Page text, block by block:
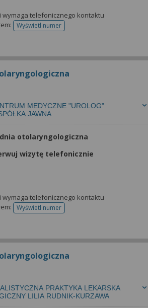
wymaga telefonicznego kontaktu
Wyświetl numertelefonu do rejestracji
MEDYCZNE "UROLOG"
JAWNA
otolaryngologiczna
wizytę telefonicznie
wymaga telefonicznego kontaktu
Wyświetl numertelefonu do rejestracji
PRAKTYKA LEKARSKA
LILIA RUDNIK-KURZAWA